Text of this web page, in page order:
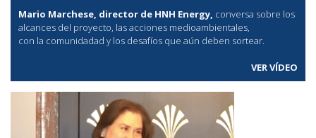
Mario Marchese, director de HNH Energy, conversa sobre los
alcances del proyecto, las acciones medioambientales,
con la comunidadad y los desafíos que aún deben sortear.
VER VÍDEO